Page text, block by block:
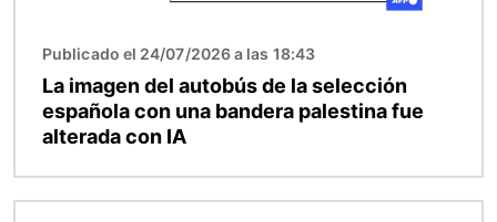
Publicado el 24/07/2026 a las 18:43
La imagen del autobús de la selección
española con una bandera palestina fue
alterada con IA